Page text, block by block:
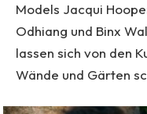
Models Jacqui
Odhiang und Binx
lassen sich von den
Wände und Gärten